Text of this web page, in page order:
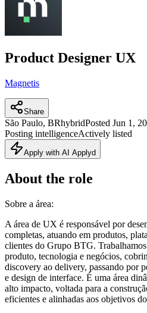
Product Designer UX
Magnetis
Share
São Paulo, BRhybridPosted Jun 1,
Posting intelligenceActively listed
Apply with AI Applyd
About the role
Sobre a área:
A área de UX é responsável por
completas, atuando em produtos,
clientes do Grupo BTG.
produto, tecnologia e negócios,
discovery ao delivery, passando por
e design de interface. É uma área
alto impacto, voltada para a
eficientes e alinhadas aos objetivos